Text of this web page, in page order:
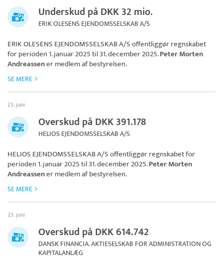
Underskud på DKK 32 mio.
ERIK OLESENS EJENDOMSSELSKAB A/S
ERIK OLESENS EJENDOMSSELSKAB A/Soffentliggør regnskabet
for perioden 1. januar 2025 til 31. december 2025.Peter Morten
Andreassener medlem af bestyrelsen.
SE MERE
23. juni
Overskud på DKK 391.178
HELIOS EJENDOMSSELSKAB A/S
HELIOS EJENDOMSSELSKAB A/Soffentliggør regnskabet for
perioden 1. januar 2025 til 31. december 2025.Peter Morten
Andreassener medlem af bestyrelsen.
SE MERE
23. juni
Overskud på DKK 614.742
DANSK FINANCIA. AKTIESELSKAB FOR ADMINISTRATION OG
KAPITALANLÆG